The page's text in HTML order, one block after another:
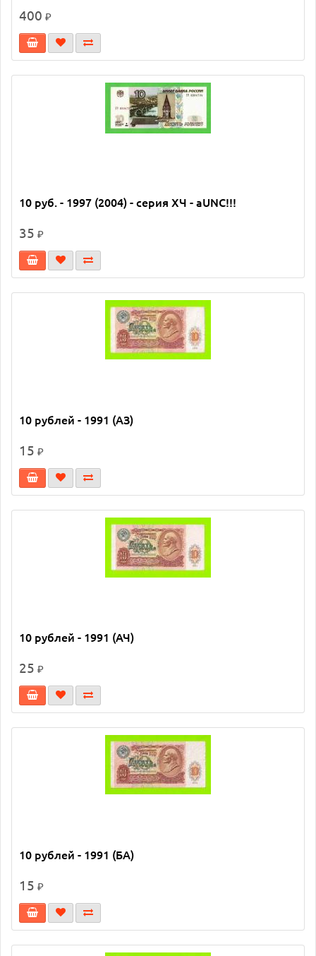
400 ₽
10 руб. - 1997 (2004) - серия ХЧ - aUNC!!!
35 ₽
10 рублей - 1991 (АЗ)
15 ₽
10 рублей - 1991 (АЧ)
25 ₽
10 рублей - 1991 (БА)
15 ₽